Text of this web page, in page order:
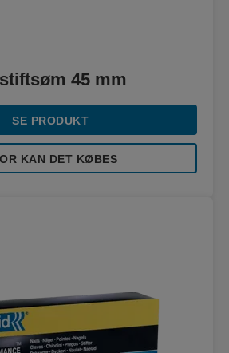
45 mm
SE PRODUKT
KAN DET KØBES